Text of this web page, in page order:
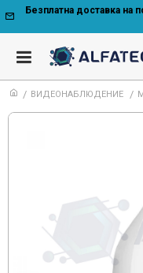
Безплатна доставка
ВИДЕОНАБЛЮДЕНИЕ